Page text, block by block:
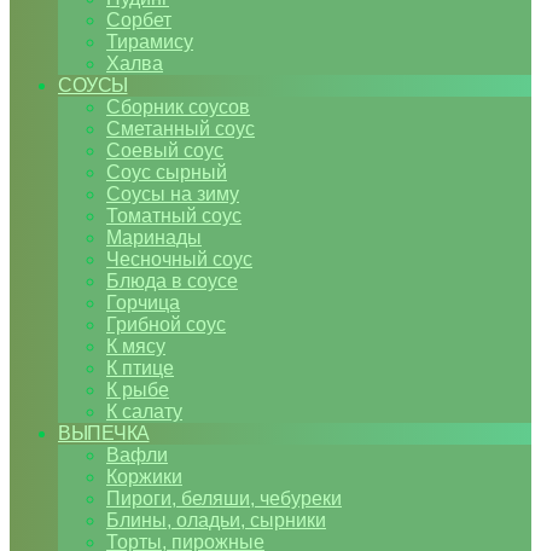
Сорбет
Тирамису
Халва
СОУСЫ
Сборник соусов
Сметанный соус
Соевый соус
Соус сырный
Соусы на зиму
Томатный соус
Маринады
Чесночный соус
Блюда в соусе
Горчица
Грибной соус
К мясу
К птице
К рыбе
К салату
ВЫПЕЧКА
Вафли
Коржики
Пироги, беляши, чебуреки
Блины, оладьи, сырники
Торты, пирожные